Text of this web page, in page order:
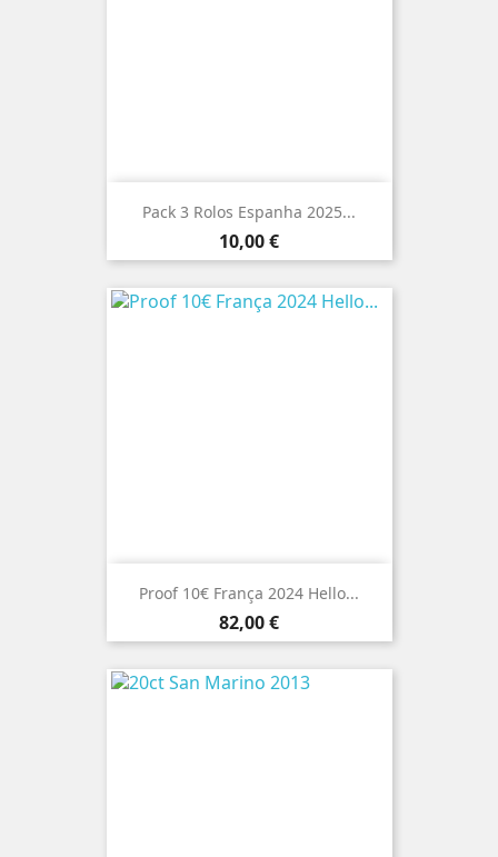
Pack 3 Rolos Espanha 2025...
Preço
10,00 €
Proof 10€ França 2024 Hello...
Preço
82,00 €